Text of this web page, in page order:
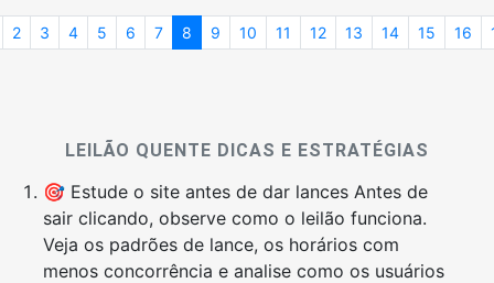
2 3 4 5 6 7 8 9 10 11 12 13 14 15 16
LEILÃO QUENTE DICAS E ESTRATÉGIAS
🎯 Estude o site antes de dar lances Antes de
sair clicando, observe como o leilão funciona.
Veja os padrões de lance, os horários com
menos concorrência e analise como os usuários